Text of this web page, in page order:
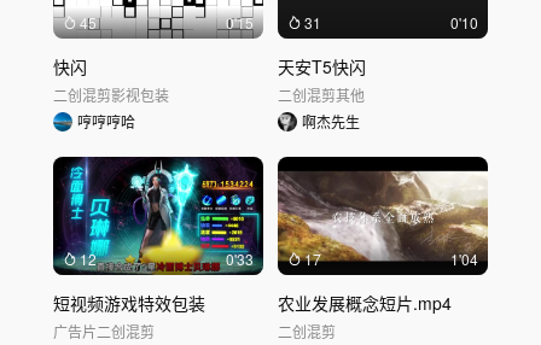
45 0'15
快闪
二创混剪影视包装
哼哼哼哈
31 0'10
天安T5快闪
二创混剪其他
啊杰先生
12 0'33
短视频游戏特效包装
广告片二创混剪
17 1'04
农业发展概念短片.mp4
二创混剪